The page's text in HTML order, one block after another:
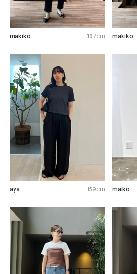
makiko 167cm makiko
aya 159cm maiko